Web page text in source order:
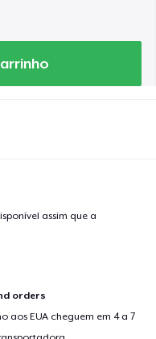
assim que a
orders
aos EUA cheguem em 4 a 7